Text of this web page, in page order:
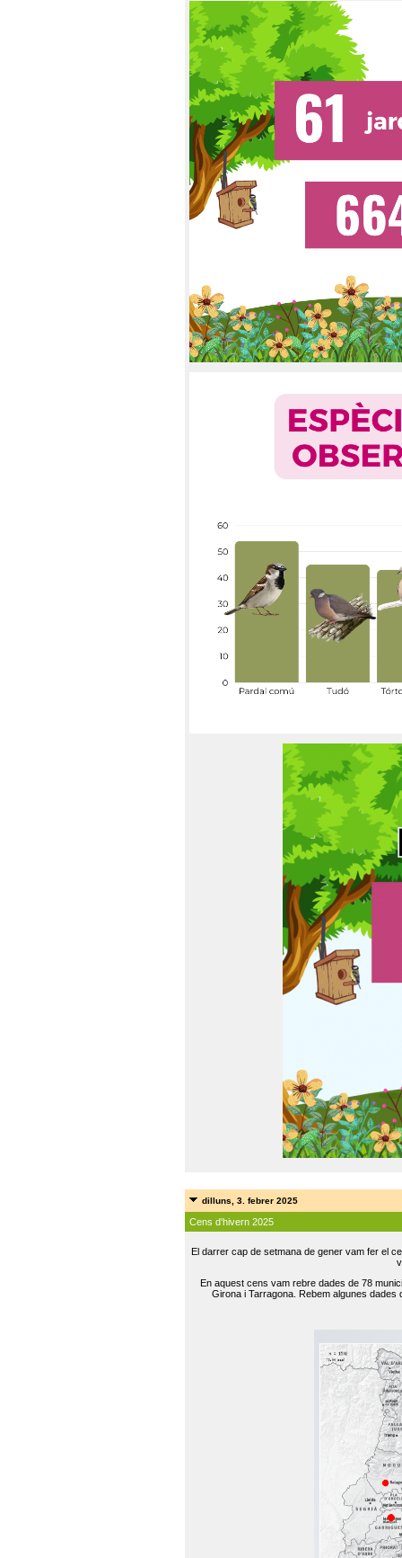
dilluns, 3. febrer 2025
Cens d'hivern 2025
El darrer cap de setmana de gener vam fer el
En aquest cens vam rebre dades de 78
Girona i Tarragona. Rebem algunes